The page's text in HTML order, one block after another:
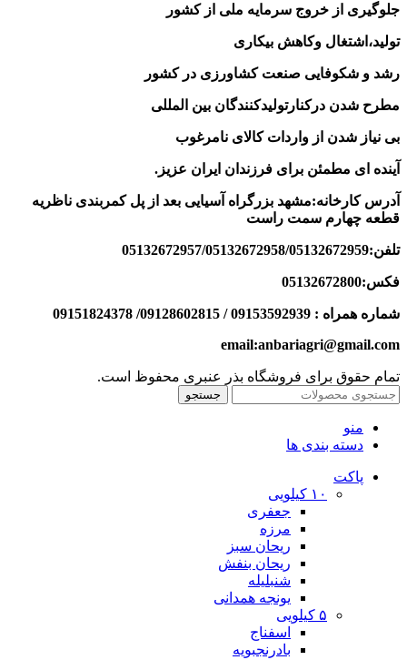
جلوگیری از خروج سرمایه ملی از کشور
تولید،اشتغال وکاهش بیکاری
رشد و شکوفایی صنعت کشاورزی در کشور
مطرح شدن درکنارتولیدکنندگان بین المللی
بی نیاز شدن از واردات کالای نامرغوب
آینده ای مطمئن برای فرزندان ایران عزیز .
آدرس کارخانه:مشهد بزرگراه آسیایی بعد از پل کمربندی ناظریه
قطعه چهارم سمت راست
تلفن:05132672957/05132672958/05132672959
فکس:05132672800
شماره همراه : 09153592939 / 09128602815/ 09151824378
email:anbariagri@gmail.com
تمام حقوق برای فروشگاه بذر عنبری محفوظ است.
جستجو
منو
دسته بندی ها
پاکت
۱۰ کیلویی
جعفری
مرزه
ریحان سبز
ریحان بنفش
شنبلیله
یونجه همدانی
۵ کیلویی
اسفناج
بادرنجبویه